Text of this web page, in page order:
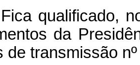
qualificado,
da
de transmissão